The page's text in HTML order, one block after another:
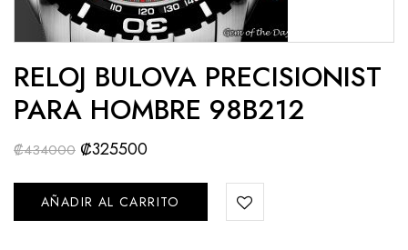
RELOJ BULOVA PRECISIONIST
PARA HOMBRE 98B212
₡434000 ₡325500
AÑADIR AL CARRITO